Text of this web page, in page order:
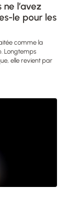
l’avez
le pour les
comme la
Longtemps
elle revient par